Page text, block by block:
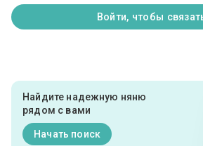
Войти, чтобы
Найдите надежную няню
рядом с вами
Начать поиск